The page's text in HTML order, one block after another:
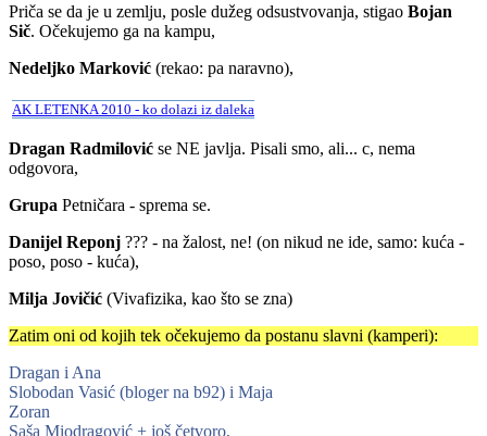
Priča se da je u zemlju, posle dužeg odsustvovanja, stigao Bojan
Sič. Očekujemo ga na kampu,
Nedeljko Marković (rekao: pa naravno),
AK LETENKA 2010 - ko dolazi iz daleka
Dragan Radmilović se NE javlja. Pisali smo, ali... c, nema
odgovora,
Grupa Petničara - sprema se.
Danijel Reponj ??? - na žalost, ne! (on nikud ne ide, samo: kuća -
poso, poso - kuća),
Milja Jovičić (Vivafizika, kao što se zna)
Zatim oni od kojih tek očekujemo da postanu slavni (kamperi):
Dragan i Ana
Slobodan Vasić (bloger na b92) i Maja
Zoran
Saša Miodragović + još četvoro,